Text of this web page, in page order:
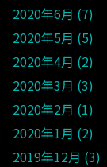
2020年6月 7
2020年5月 5
2020年4月 2
2020年3月 3
2020年2月 1
2020年1月 2
2019年12月 3